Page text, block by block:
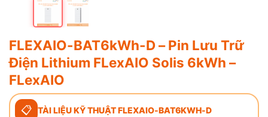
FLEXAIO-BAT6kWh-D – Pin Lưu Trữ
Điện Lithium FLexAIO Solis 6kWh –
FLexAIO
📋 TÀI LIỆU KỸ THUẬT FLEXAIO-BAT6KWH-D